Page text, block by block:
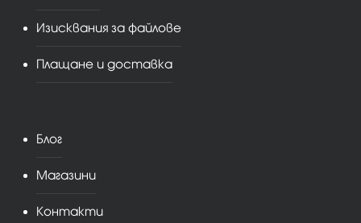
Изисквания за файлове
Плащане и доставка
Блог
Магазини
Контакти